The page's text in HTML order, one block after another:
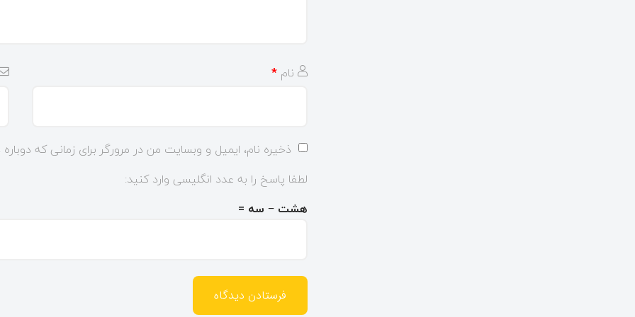
نام *
ذخیره نام، ایمیل و وبسایت من در مرورگر برای زمانی که
لطفا پاسخ را به عدد انگلیسی وارد کنید:
هشت − سه =